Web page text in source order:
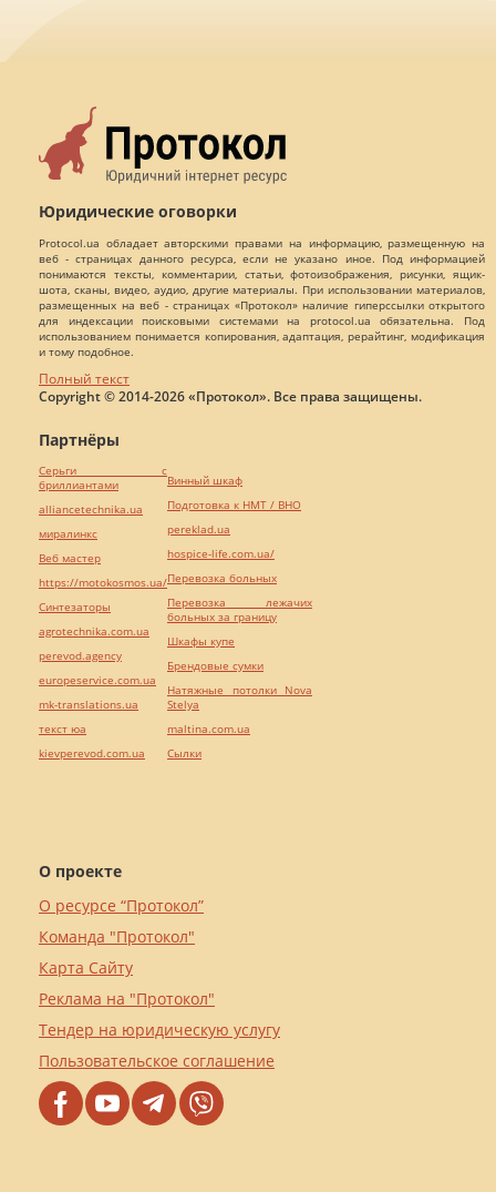
Юридические оговорки
Protocol.ua обладает авторскими правами на информацию, размещенную на
веб - страницах данного ресурса, если не указано иное. Под информацией
понимаются тексты, комментарии, статьи, фотоизображения, рисунки, ящик-
шота, сканы, видео, аудио, другие материалы. При использовании материалов,
размещенных на веб - страницах «Протокол» наличие гиперссылки открытого
для индексации поисковыми системами на protocol.ua обязательна. Под
использованием понимается копирования, адаптация, рерайтинг, модификация
и тому подобное.
Полный текст
Copyright © 2014-2026 «Протокол». Все права защищены.
О проекте
О ресурсе “Протокол”
Команда "Протокол"
Карта Сайту
Реклама на "Протокол"
Тендер на юридическую услугу
Пользовательское соглашение
Партнёры
Серьги с
бриллиантами
alliancetechnika.ua
миралинкс
Веб мастер
https://motokosmos.ua/
Синтезаторы
agrotechnika.com.ua
perevod.agency
europeservice.com.ua
mk-translations.ua
текст юа
kievperevod.com.ua
Винный шкаф
Подготовка к НМТ / ВНО
pereklad.ua
hospice-life.com.ua/
Перевозка больных
Перевозка лежачих
больных за границу
Шкафы купе
Брендовые сумки
Натяжные потолки Nova
Stelya
maltina.com.ua
Cылки